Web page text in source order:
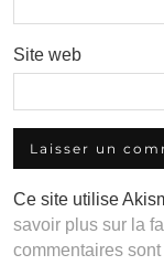
Site web
Ce site utilise
savoir plus sur la
commentaires